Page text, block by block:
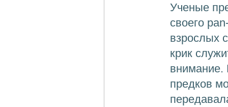
Ученые
своего
взрослых
крик
внимание.
предков